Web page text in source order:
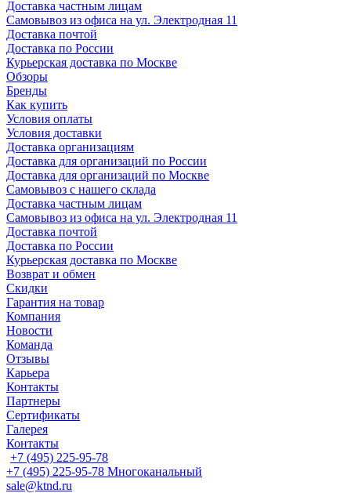
Доставка частным лицам
Самовывоз из офиса на ул. Электродная 11
Доставка почтой
Доставка по России
Курьерская доставка по Москве
Обзоры
Бренды
Как купить
Условия оплаты
Условия доставки
Доставка организациям
Доставка для организаций по России
Доставка для организаций по Москве
Самовывоз с нашего склада
Доставка частным лицам
Самовывоз из офиса на ул. Электродная 11
Доставка почтой
Доставка по России
Курьерская доставка по Москве
Возврат и обмен
Скидки
Гарантия на товар
Компания
Новости
Команда
Отзывы
Карьера
Контакты
Партнеры
Сертификаты
Галерея
Контакты
+7 (495) 225-95-78
+7 (495) 225-95-78 Многоканальный
sale@ktnd.ru